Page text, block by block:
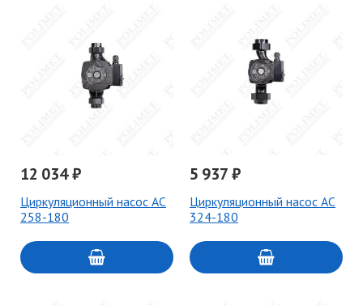
12 034 ₽
Циркуляционный насос AC
258-180
5 937 ₽
Циркуляционный насос AC
324-180